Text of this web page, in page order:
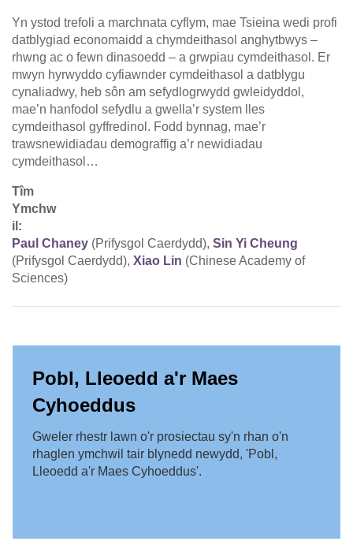
Yn ystod trefoli a marchnata cyflym, mae Tsieina wedi profi
datblygiad economaidd a chymdeithasol anghytbwys –
rhwng ac o fewn dinasoedd – a grwpiau cymdeithasol. Er
mwyn hyrwyddo cyfiawnder cymdeithasol a datblygu
cynaliadwy, heb sôn am sefydlogrwydd gwleidyddol,
mae’n hanfodol sefydlu a gwella’r system lles
cymdeithasol gyffredinol. Fodd bynnag, mae’r
trawsnewidiadau demograffig a’r newidiadau
cymdeithasol…
Tîm
Ymchw
il:
Paul Chaney (Prifysgol Caerdydd), Sin Yi Cheung
(Prifysgol Caerdydd), Xiao Lin (Chinese Academy of
Sciences)
Pobl, Lleoedd a'r Maes
Cyhoeddus
Gweler rhestr lawn o'r prosiectau sy'n rhan o'n
rhaglen ymchwil tair blynedd newydd, 'Pobl,
Lleoedd a'r Maes Cyhoeddus'.